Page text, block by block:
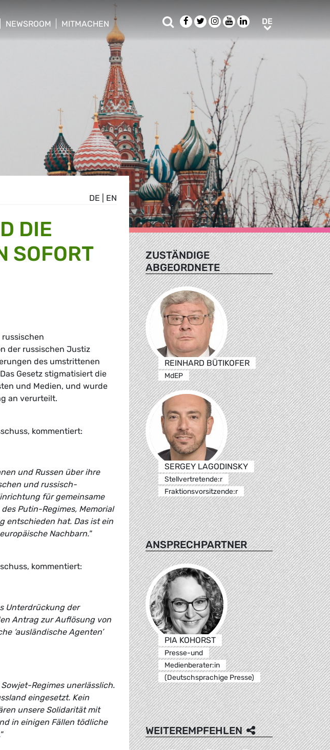
NEWSROOM
MITMACHEN
show/hide sub menu
SucheFacebook
TwitterInstagram
YoutubeLinkedIn
DEDE
DE EN
DIE
SOFORT
russischen
der russischen Justiz
des umstrittenen
Gesetz stigmatisiert die
und Medien, und wurde
an verurteilt.
kommentiert:
und Russen über ihre
und russisch-
für gemeinsame
Putin-Regimes, Memorial
entschieden hat. Das ist ein
Nachbarn."
kommentiert:
Unterdrückung der
Antrag zur Auflösung von
‘ausländische Agenten’
Regimes unerlässlich.
eingesetzt. Kein
unsere Solidarität mit
in einigen Fällen tödliche
ZUSTÄNDIGE
ABGEORDNETE
REINHARD BÜTIKOFER
MdEP
SERGEY LAGODINSKY
Stellvertretende:r
Fraktionsvorsitzende:r
ANSPRECHPARTNER
PIA KOHORST
Presse-und
Medienberater:in
(Deutschsprachige Presse)
WEITEREMPFEHLEN